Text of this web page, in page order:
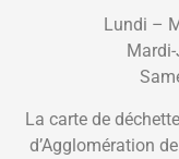
Lundi –
La carte de
d’Agglomération